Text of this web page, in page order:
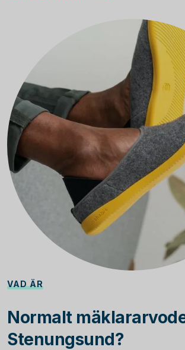
VAD ÄR
Normalt
Stenungsund?